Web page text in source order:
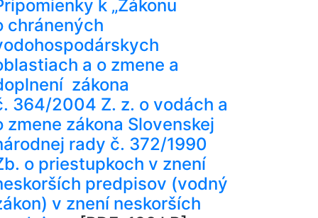
k „Zákonu
chránených
a o zmene a
zákona
364/2004 Z. z. o vodách a
zmene zákona Slovenskej
rady č. 372/1990
o priestupkoch v znení
predpisov (vodný
v znení neskorších